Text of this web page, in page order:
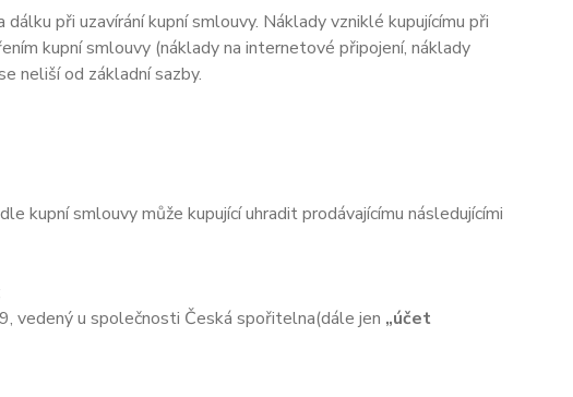
při uzavírání kupní smlouvy. Náklady vzniklé kupujícímu při
kupní smlouvy (náklady na internetové připojení, náklady
neliší od základní sazby.
kupní smlouvy může kupující uhradit prodávajícímu následujícími
vedený u společnosti Česká spořitelna(dále jen „účet